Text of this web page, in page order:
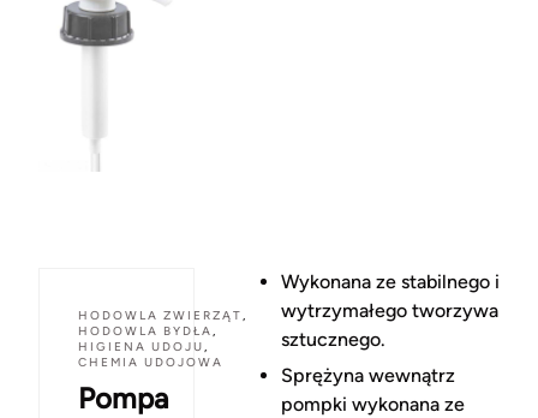
HODOWLA ZWIERZĄT,
HODOWLA BYDŁA,
HIGIENA UDOJU,
CHEMIA UDOJOWA
Pompa
Wykonana ze stabilnego i
wytrzymałego tworzywa
sztucznego.
Sprężyna wewnątrz
pompki wykonana ze